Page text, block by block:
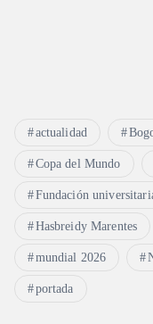
actualidad
Copa del Mundo
Fundación
Hasbreidy Marentes
mundial 2026
portada